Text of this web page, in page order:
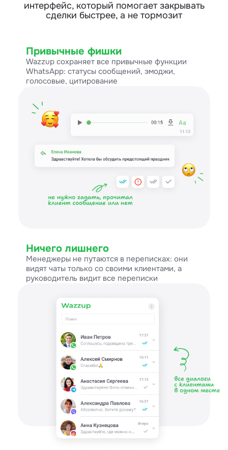
интерфейс, который помогает закрывать
сделки быстрее, а не тормозит
Привычные фишки
Wazzup сохраняет все привычные функции
WhatsApp: статусы сообщений, эмоджи,
голосовые, цитирование
Ничего лишнего
Менеджеры не путаются в переписках: они
видят чаты только со своими клиентами, а
руководитель видит все переписки